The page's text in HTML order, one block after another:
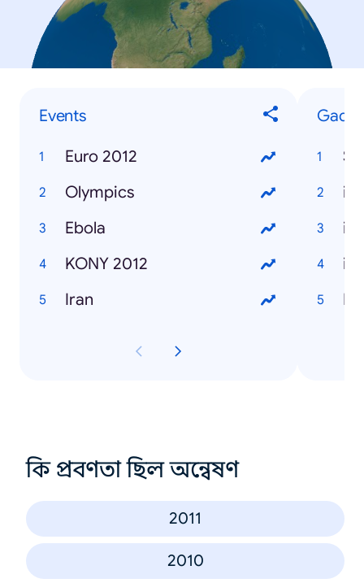
Events
Euro 2012
Olympics
Ebola
KONY 2012
Iran
কি প্রবণতা ছিল অন্বেষণ
2011
2010